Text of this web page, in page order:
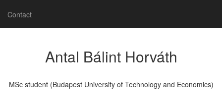
Contact
Antal Bálint Horváth
MSc student (Budapest University of Technology and Economics)